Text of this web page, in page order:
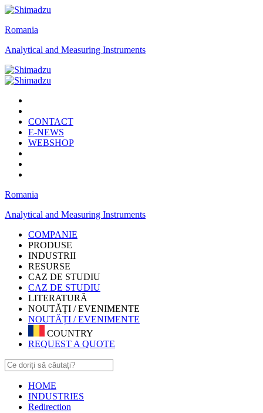
Romania
Analytical and Measuring Instruments
CONTACT
E-NEWS
WEBSHOP
Romania
Analytical and Measuring Instruments
COMPANIE
PRODUSE
INDUSTRII
RESURSE
CAZ DE STUDIU
CAZ DE STUDIU
LITERATURĂ
NOUTĂȚI / EVENIMENTE
NOUTĂȚI / EVENIMENTE
COUNTRY
REQUEST A QUOTE
HOME
INDUSTRIES
Redirection